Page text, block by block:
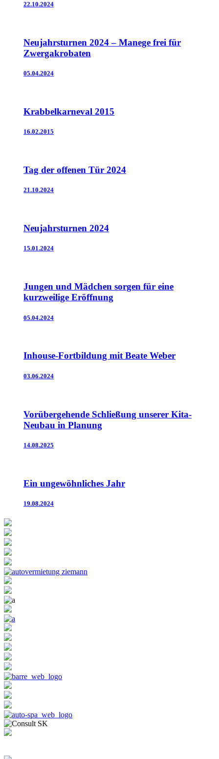
22.10.2024
Neujahrsturnen 2024 – Manege frei für
Zwergakrobaten
05.04.2024
Krabbelkarneval 2015
16.02.2015
Tag der offenen Tür 2024
21.10.2024
Neujahrsturnen 2024
15.01.2024
Jungen und Mädchen sorgen für eine
kurzweilige Eröffnung
05.04.2024
Inhouse-Fortbildung mit Beate Weber
03.06.2024
Vorübergehende Schließung unserer Kita-
Neubau in Planung
14.08.2025
Ein ungewöhnliches Jahr
19.08.2024